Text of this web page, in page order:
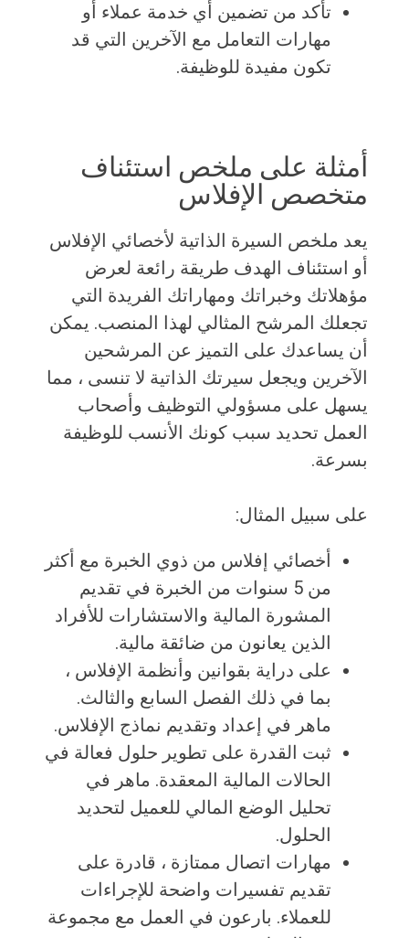
تأكد من تضمين أي خدمة عملاء أو
مهارات التعامل مع الآخرين التي قد
تكون مفيدة للوظيفة.
أمثلة على ملخص استئناف
متخصص الإفلاس
يعد ملخص السيرة الذاتية لأخصائي الإفلاس
أو استئناف الهدف طريقة رائعة لعرض
مؤهلاتك وخبراتك ومهاراتك الفريدة التي
تجعلك المرشح المثالي لهذا المنصب. يمكن
أن يساعدك على التميز عن المرشحين
الآخرين ويجعل سيرتك الذاتية لا تنسى ، مما
يسهل على مسؤولي التوظيف وأصحاب
العمل تحديد سبب كونك الأنسب للوظيفة
بسرعة.
على سبيل المثال:
أخصائي إفلاس من ذوي الخبرة مع أكثر
من 5 سنوات من الخبرة في تقديم
المشورة المالية والاستشارات للأفراد
الذين يعانون من ضائقة مالية.
على دراية بقوانين وأنظمة الإفلاس ،
بما في ذلك الفصل السابع والثالث.
ماهر في إعداد وتقديم نماذج الإفلاس.
ثبت القدرة على تطوير حلول فعالة في
الحالات المالية المعقدة. ماهر في
تحليل الوضع المالي للعميل لتحديد
الحلول.
مهارات اتصال ممتازة ، قادرة على
تقديم تفسيرات واضحة للإجراءات
للعملاء. بارعون في العمل مع مجموعة